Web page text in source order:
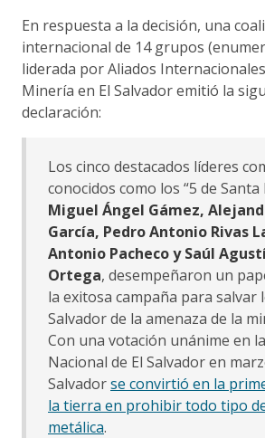
En respuesta a la decisión, una
internacional de 14 grupos
liderada por Aliados
Minería en El Salvador emitió la
declaración:
Los cinco destacados líderes
conocidos como los “5 de Santa
Miguel Ángel Gámez,
García, Pedro Antonio Rivas
Antonio Pacheco y Saúl
Ortega, desempeñaron un
la exitosa campaña para salvar
Salvador de la amenaza de la
Con una votación unánime en
Nacional de El Salvador en
Salvadorse convirtió en la
la tierra en prohibir todo tipo
metálica.